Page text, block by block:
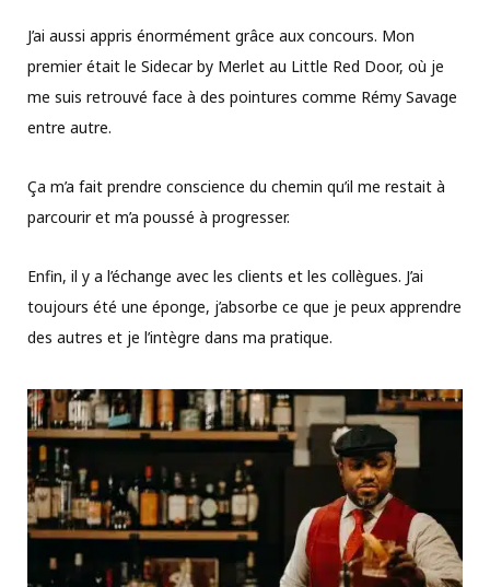
J’ai aussi appris énormément grâce aux concours. Mon
premier était le Sidecar by Merlet au Little Red Door, où je
me suis retrouvé face à des pointures comme Rémy Savage
entre autre.
Ça m’a fait prendre conscience du chemin qu’il me restait à
parcourir et m’a poussé à progresser.
Enfin, il y a l’échange avec les clients et les collègues. J’ai
toujours été une éponge, j’absorbe ce que je peux apprendre
des autres et je l’intègre dans ma pratique.